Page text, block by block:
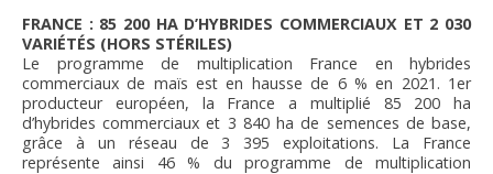
FRANCE : 85 200 HA D’HYBRIDES COMMERCIAUX ET 2 030
VARIÉTÉS (HORS STÉRILES)
Le programme de multiplication France en hybrides
commerciaux de maïs est en hausse de 6 % en 2021. 1er
producteur européen, la France a multiplié 85 200 ha
d’hybrides commerciaux et 3 840 ha de semences de base,
grâce à un réseau de 3 395 exploitations. La France
représente ainsi 46 % du programme de multiplication